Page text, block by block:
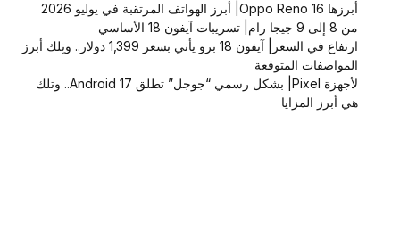
أبرزها Oppo Reno 16| أبرز الهواتف المرتقبة في يوليو 2026
من 8 إلى 9 جيجا رام| تسريبات آيفون 18 الأساسي
ارتفاع في السعر| آيفون 18 برو يأتي بسعر 1,399 دولار.. وتِلك أبرز
المواصفات المتوقعة
لأجهزة Pixel| بشكل رسمي “جوجل” تطلق Android 17.. وتلك
هي أبرز المزايا